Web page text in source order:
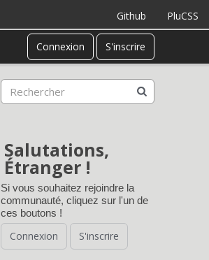
PluCSS
Github
Connexion S'inscrire
Salutations,
Étranger !
Si vous souhaitez rejoindre la
communauté, cliquez sur l'un de
ces boutons !
Connexion S'inscrire